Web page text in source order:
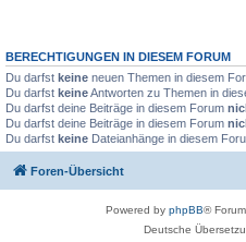
BERECHTIGUNGEN IN DIESEM FORUM
Du darfst keine neuen Themen in diesem
Du darfst keineAntworten zu Themen in
Du darfst deine Beiträge in diesem Forum
Du darfst deine Beiträge in diesem Forum
Du darfst keine Dateianhänge in diesem
Foren-Übersicht
Powered by phpBB®
Deutsche